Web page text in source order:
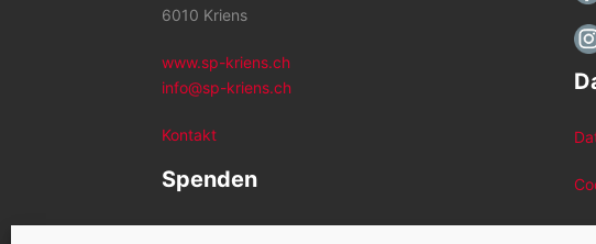
6010 Kriens
www.sp-kriens.ch
info@sp-kriens.ch
Kontakt
Spenden